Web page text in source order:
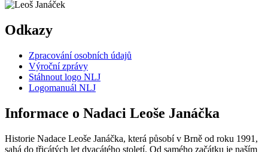
Odkazy
Zpracování osobních údajů
Výroční zprávy
Stáhnout logo NLJ
Logomanuál NLJ
Informace o Nadaci Leoše Janáčka
Historie Nadace Leoše Janáčka, která působí v Brně od roku 1991,
sahá do třicátých let dvacátého století. Od samého začátku je naším